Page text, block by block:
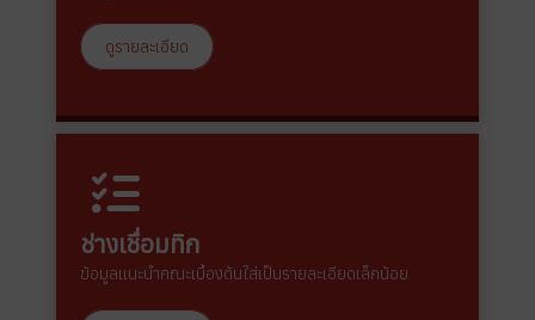
ดูรายละเอียด
ช่างเชื่อมทิก
ข้อมูลแนะนำคณะเบื้องต้นใส่เป็นรายละเอียดเล็กน้อย